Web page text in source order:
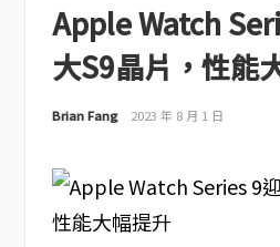
Apple Watch
大S9晶片，性能
Brian Fang 2023 年 8 月 1 日